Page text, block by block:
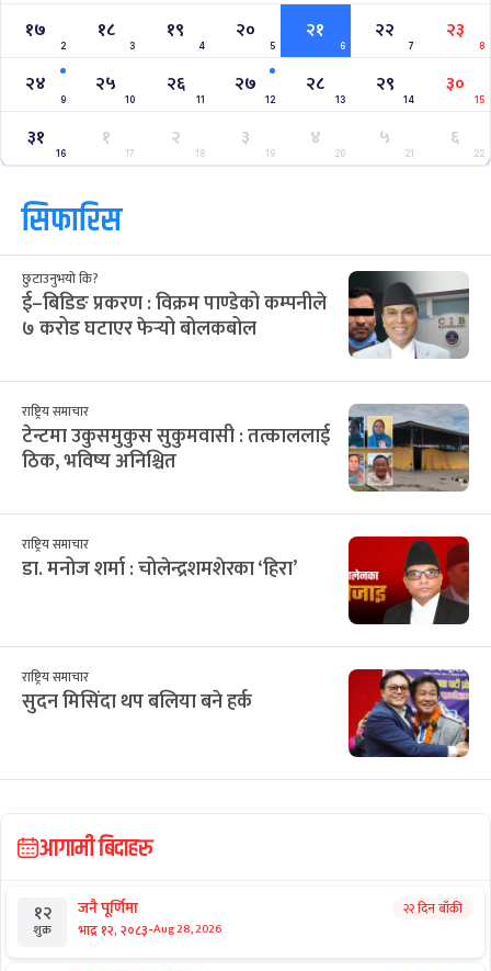
१७
2
१८
3
१९
4
२०
5
२१
6
२२
7
२३
8
२४
9
२५
10
२६
11
२७
12
२८
13
२९
14
३०
15
३१
16
१
17
२
18
३
19
४
20
५
21
६
22
सिफारिस
छुटाउनुभयो कि?
ई–बिडिङ प्रकरण : विक्रम पाण्डेको कम्पनीले
७ करोड घटाएर फेर्‍यो बोलकबोल
राष्ट्रिय समाचार
टेन्टमा उकुसमुकुस सुकुमवासी : तत्काललाई
ठिक, भविष्य अनिश्चित
राष्ट्रिय समाचार
डा. मनोज शर्मा : चोलेन्द्रशमशेरका ‘हिरा’
राष्ट्रिय समाचार
सुदन मिसिंदा थप बलिया बने हर्क
आगामी बिदाहरु
१२
शुक्र
जनै पूर्णिमा
भाद्र १२, २०८३-Aug 28, 2026
२२ दिन बाँकी